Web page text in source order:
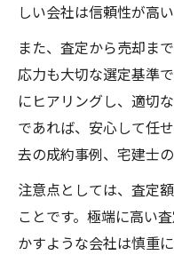
しい会社は信頼性が高い
また、査定から売却ま
応力も大切な選定基準
にヒアリングし、適切
であれば、安心して任
去の成約事例、宅建士
注意点としては、査定
ことです。極端に高い
かすような会社は慎重